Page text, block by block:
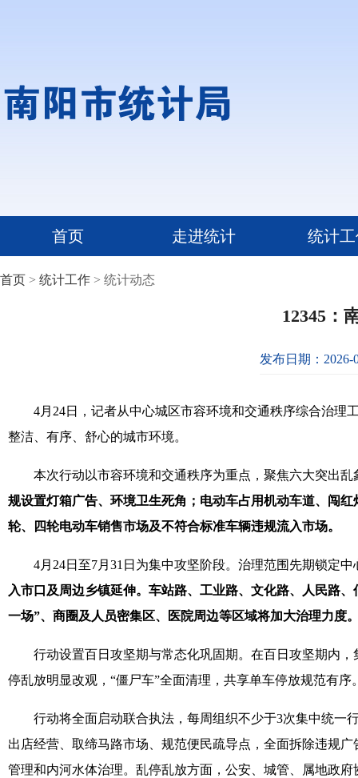
首页 走进统计 统计
首页 > 统计工作 > 统计动态
12345：
发布日期：2026-
4月24日，记者从中心城区市容环境和交通秩序综合治理
整洁、有序、舒心的城市环境。
本次行动以市容环境和交通秩序为重点，聚焦六大突出乱
规设置灯箱广告、环境卫生死角；电动车占用机动车道、闯
轮、四轮电动车销售市场及不符合标准车辆违规流入市场。
4月24日至7月31日为集中攻坚阶段。治理范围先期锁定
入市口及周边乡镇延伸。车站路、工业路、文化路、人民路
一场”、商圈及人员密集区、医院周边等区域将加大治理力度
行动设置百日攻坚期与常态化巩固期。在百日攻坚期内
停乱放明显改观，“僵尸车”全面清理，共享单车停放规范有
行动将全面启动联合执法，每周组织不少于3次集中统一
出店经营、取缔马路市场、规范便民疏导点，全面拆除违规
管理和内河水体治理。乱停乱放方面，公安、城管、属地政